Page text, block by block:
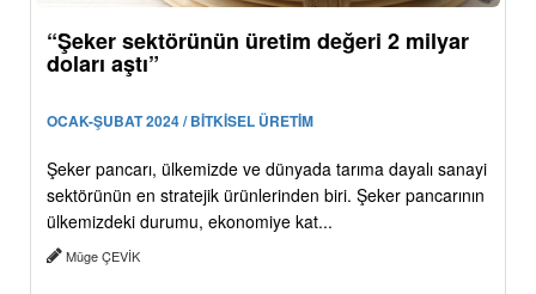
“Şeker sektörünün üretim değeri 2 milyar
doları aştı”
OCAK-ŞUBAT 2024 / BİTKİSEL ÜRETİM
Şeker pancarı, ülkemizde ve dünyada tarıma dayalı sanayi
sektörünün en stratejik ürünlerinden biri. Şeker pancarının
ülkemizdeki durumu, ekonomiye kat...
Müge ÇEVİK